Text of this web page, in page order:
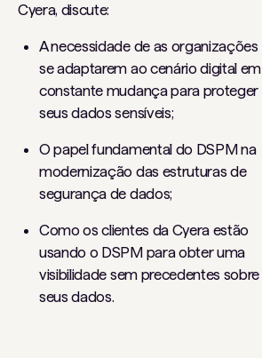
Cyera, discute:
A necessidade de as organizações
se adaptarem ao cenário digital em
constante mudança para proteger
seus dados sensíveis;
O papel fundamental do DSPM na
modernização das estruturas de
segurança de dados;
Como os clientes da Cyera estão
usando o DSPM para obter uma
visibilidade sem precedentes sobre
seus dados.